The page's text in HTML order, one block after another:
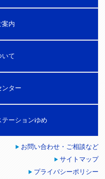
案内
いて
ンター
ーションゆめ
お問い合わせ・ご相談など
サイトマップ
プライバシーポリシー